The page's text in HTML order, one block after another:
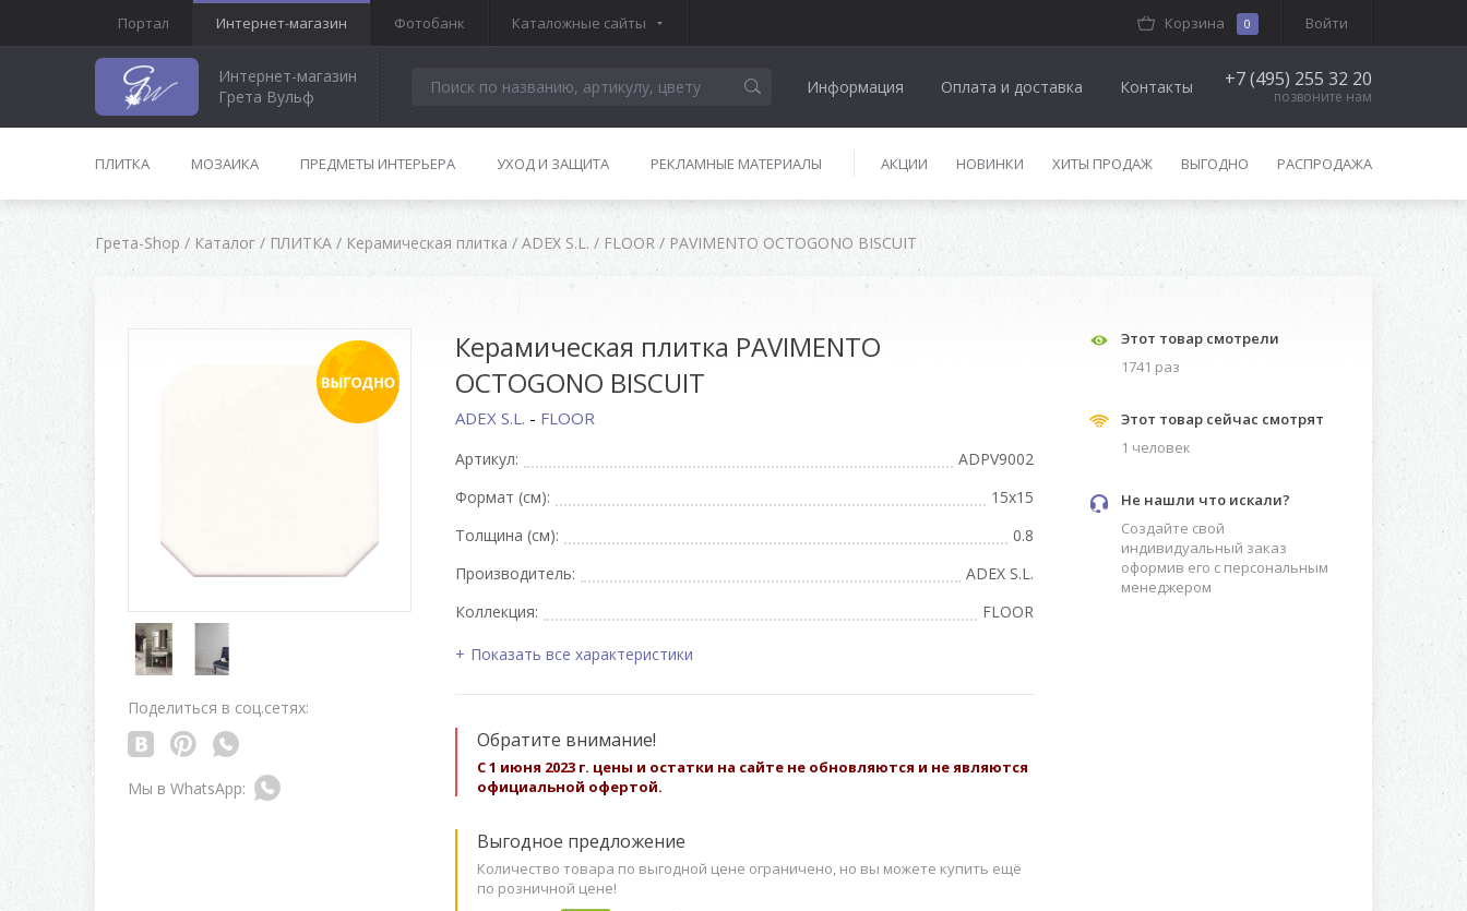
Портал Интернет-магазин Фотобанк Каталожные сайты Войти
Корзина 0
Интернет-магазин
Грета Вульф
Информация Оплата и доставка Контакты +7 (495) 255 32 20
позвоните нам
ПЛИТКА МОЗАИКА ПРЕДМЕТЫ ИНТЕРЬЕРА УХОД И ЗАЩИТА РЕКЛАМНЫЕ МАТЕРИАЛЫ АКЦИИ НОВИНКИ ХИТЫ ПРОДАЖ ВЫГОДНО РАСПРОДАЖА
Грета-Shop / Каталог / ПЛИТКА / Керамическая плитка / ADEX S.L. / FLOOR / PAVIMENTO OCTOGONO BISCUIT
Поделиться в соц.сетях:
Керамическая плитка PAVIMENTO
OCTOGONO BISCUIT
ADEX S.L. - FLOOR
Артикул:
ADPV9002
Формат (см):
15x15
Толщина (см):
0.8
Производитель:
ADEX S.L.
Коллекция:
FLOOR
Показать все характеристики
Обратите внимание!
С 1 июня 2023 г. цены и остатки на сайте не обновляются и не являются
официальной офертой.
Выгодное предложение
Количество товара по выгодной цене ограничено, но вы можете купить ещё
по розничной цене!
Этот товар смотрели
1741 раз
Этот товар сейчас смотрят
1 человек
Не нашли что искали?
Создайте свой
индивидуальный заказ
оформив его с персональным
менеджером